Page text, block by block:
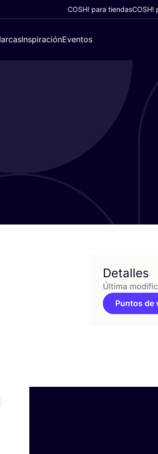
COSH! para tiendasCOSH!
InspiraciónEventos
Detalles
Última
Puntos de